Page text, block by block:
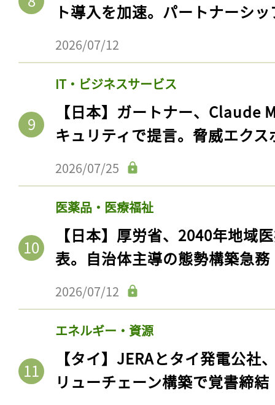
ト導入を加速。パートナーシ
2026/07/12
IT・ビジネスサービス
【日本】ガートナー、Claude
キュリティで提言。脅威エク
2026/07/25
医薬品・医療福祉
【日本】厚労省、2040年地域
表。自治体主導の態勢構築急務
2026/07/12
エネルギー・資源
【タイ】JERAとタイ発電公社
リューチェーン構築で覚書締結
記事をお気に入りに
ログイン